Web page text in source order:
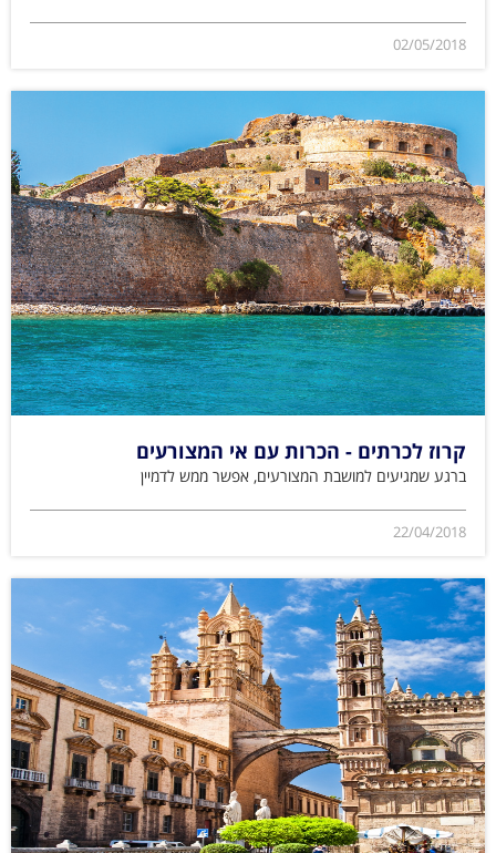
02/05/2018
קרוז לכרתים - הכרות עם אי המצורעים
ברגע שמגיעים למושבת המצורעים, אפשר ממש לדמיין
22/04/2018